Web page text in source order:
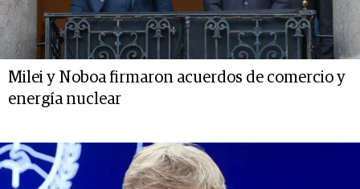
Milei y Noboa firmaron acuerdos de comercio y
energía nuclear